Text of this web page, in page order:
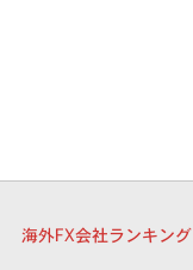
海外FX会社ランキング